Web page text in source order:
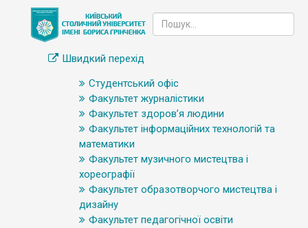
Швидкий перехід
Студентський офіс
Факультет журналістики
Факультет здоров’я людини
Факультет інформаційних технологій та
математики
Факультет музичного мистецтва і
хореографії
Факультет образотворчого мистецтва і
дизайну
Факультет педагогічної освіти